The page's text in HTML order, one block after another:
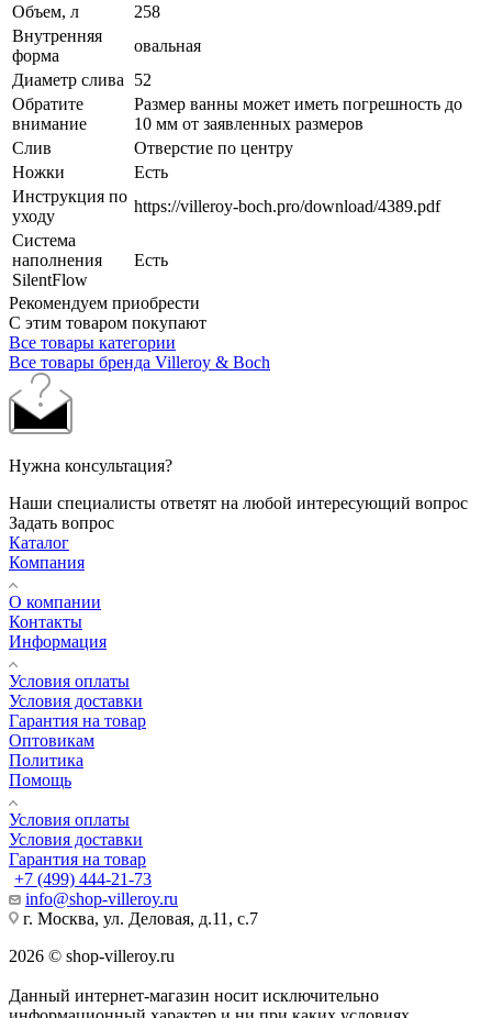
Объем, л
258
Внутренняя
форма
овальная
Диаметр слива
52
Обратите
внимание
Размер ванны может иметь погрешность до
10 мм от заявленных размеров
Слив
Отверстие по центру
Ножки
Есть
Инструкция по
уходу
https://villeroy-boch.pro/download/4389.pdf
Система
наполнения
SilentFlow
Есть
Рекомендуем приобрести
С этим товаром покупают
Все товары категории
Все товары бренда Villeroy & Boch
Нужна консультация?
Наши специалисты ответят на любой интересующий вопрос
Задать вопрос
Каталог
Компания
О компании
Контакты
Информация
Условия оплаты
Условия доставки
Гарантия на товар
Оптовикам
Политика
Помощь
Условия оплаты
Условия доставки
Гарантия на товар
+7 (499) 444-21-73
info@shop-villeroy.ru
г. Москва, ул. Деловая, д.11, с.7
2026 © shop-villeroy.ru
Данный интернет-магазин носит исключительно